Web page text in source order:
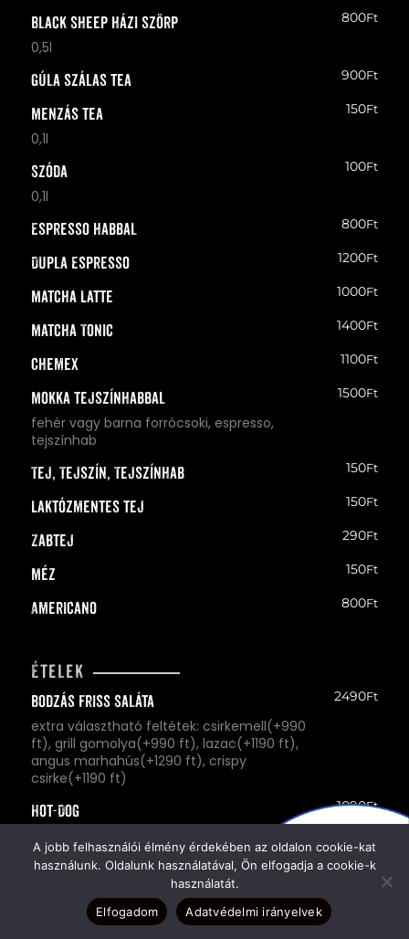
Black Sheep házi szörp
0,5l
800Ft
Gúla szálas tea 900Ft
Menzás tea
0,1l
150Ft
Szóda
0,1l
100Ft
Espresso habbal 800Ft
Dupla Espresso 1200Ft
Matcha Latte 1000Ft
Matcha Tonic 1400Ft
Chemex 1100Ft
Mokka tejszínhabbal
fehér vagy barna forrócsoki, espresso,
tejszínhab
1500Ft
Tej, Tejszín, Tejszínhab 150Ft
Laktózmentes tej 150Ft
Zabtej 290Ft
Méz 150Ft
Americano 800Ft
Ételek
Bodzás Friss Saláta
extra választható feltétek: csirkemell(+990
ft), grill gomolya(+990 ft), lazac(+1190 ft),
angus marhahús(+1290 ft), crispy
csirke(+1190 ft)
2490Ft
Hot-Dog 1090Ft
Retró Burger
marhahús(angus marhahússal +500 ft),
füstölt sajt, jégsaláta, csalamádé, hambi
2790Ft
A jobb felhasználói élmény érdekében az oldalon cookie-kat
használunk. Oldalunk használatával, Ön elfogadja a cookie-k
használatát.
Elfogadom
Adatvédelmi irányelvek